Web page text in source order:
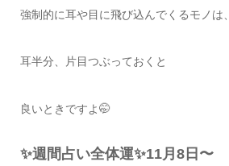
強制的に耳や目に飛び込んでくるモノは、
耳半分、片目つぶっておくと
良いときですよ🤭
✨週間占い全体運✨11月8日〜